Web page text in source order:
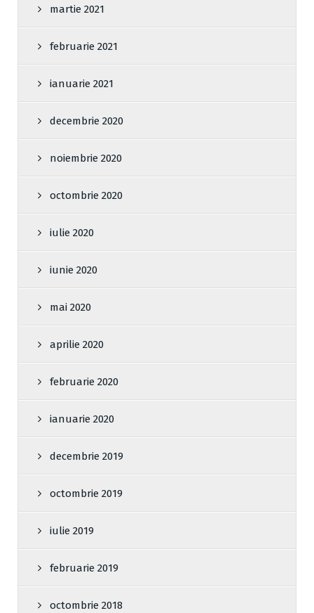
martie 2021
februarie 2021
ianuarie 2021
decembrie 2020
noiembrie 2020
octombrie 2020
iulie 2020
iunie 2020
mai 2020
aprilie 2020
februarie 2020
ianuarie 2020
decembrie 2019
octombrie 2019
iulie 2019
februarie 2019
octombrie 2018